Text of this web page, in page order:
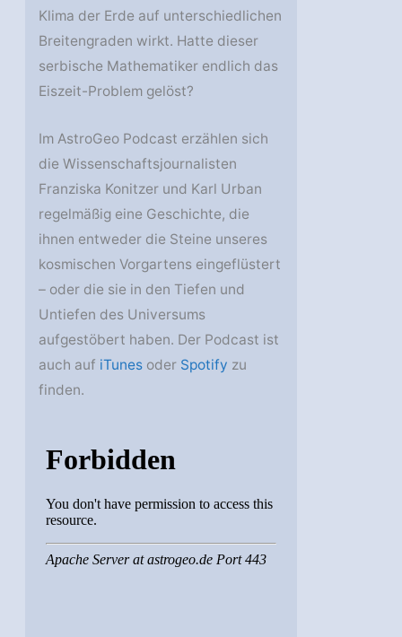
Klima der Erde auf unterschiedlichen
Breitengraden wirkt. Hatte dieser
serbische Mathematiker endlich das
Eiszeit-Problem gelöst?
Im AstroGeo Podcast erzählen sich
die Wissenschaftsjournalisten
Franziska Konitzer und Karl Urban
regelmäßig eine Geschichte, die
ihnen entweder die Steine unseres
kosmischen Vorgartens eingeflüstert
– oder die sie in den Tiefen und
Untiefen des Universums
aufgestöbert haben. Der Podcast ist
auch auf iTunes oder Spotify zu
finden.